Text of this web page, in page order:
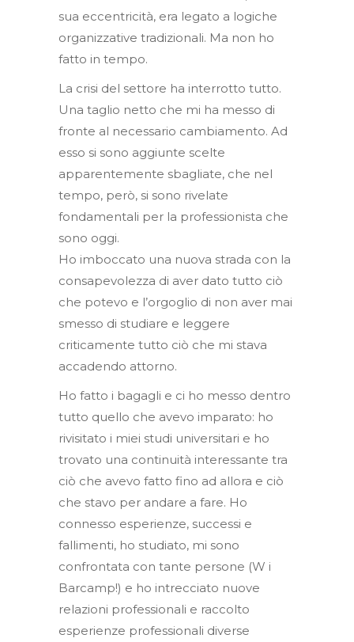
sua eccentricità, era legato a logiche
organizzative tradizionali. Ma non ho
fatto in tempo.
La crisi del settore ha interrotto tutto.
Una taglio netto che mi ha messo di
fronte al necessario cambiamento. Ad
esso si sono aggiunte scelte
apparentemente sbagliate, che nel
tempo, però, si sono rivelate
fondamentali per la professionista che
sono oggi.
Ho imboccato una nuova strada con la
consapevolezza di aver dato tutto ciò
che potevo e l’orgoglio di non aver mai
smesso di studiare e leggere
criticamente tutto ciò che mi stava
accadendo attorno.
Ho fatto i bagagli e ci ho messo dentro
tutto quello che avevo imparato: ho
rivisitato i miei studi universitari e ho
trovato una continuità interessante tra
ciò che avevo fatto fino ad allora e ciò
che stavo per andare a fare. Ho
connesso esperienze, successi e
fallimenti, ho studiato, mi sono
confrontata con tante persone (W i
Barcamp!) e ho intrecciato nuove
relazioni professionali e raccolto
esperienze professionali diverse